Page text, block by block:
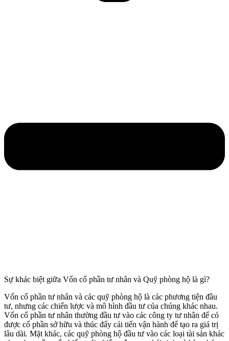
Sự khác biệt giữa Vốn cổ phần tư nhân và Quỹ phòng hộ là gì?
Vốn cổ phần tư nhân và các quỹ phòng hộ là các phương tiện đầu
tư, nhưng các chiến lược và mô hình đầu tư của chúng khác nhau.
Vốn cổ phần tư nhân thường đầu tư vào các công ty tư nhân để có
được cổ phần sở hữu và thúc đẩy cải tiến vận hành để tạo ra giá trị
lâu dài. Mặt khác, các quỹ phòng hộ đầu tư vào các loại tài sản khác